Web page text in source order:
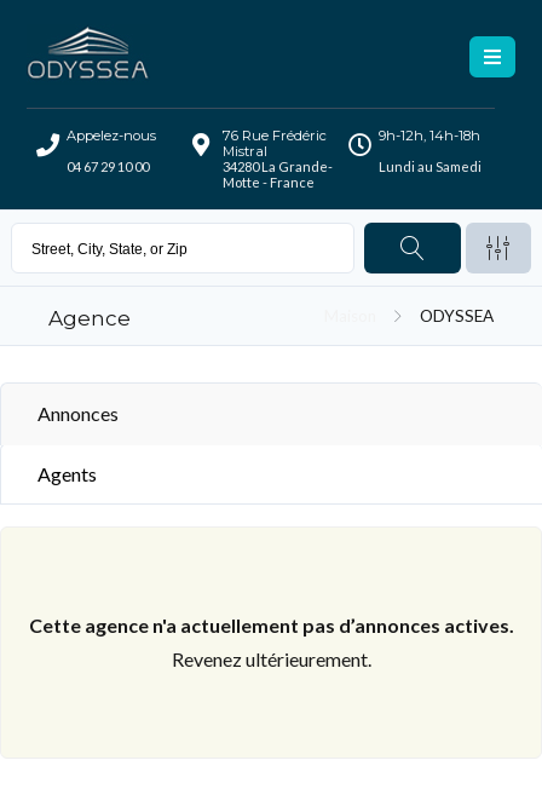
Appelez-nous
04 67 29 10 00
76 Rue Frédéric
Mistral
34280 La Grande-
Motte - France
9h-12h, 14h-18h
Lundi au Samedi
Agence ODYSSEA
Annonces
Agents
Cette agence n'a actuellement pas d’annonces actives.
Revenez ultérieurement.